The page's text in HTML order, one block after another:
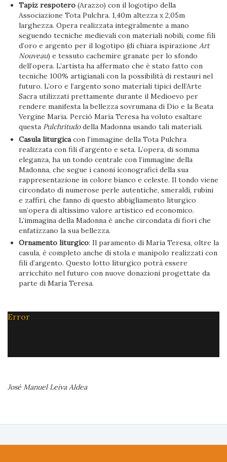
Tapiz respotero (Arazzo) con il logotipo della
Associazione Tota Pulchra. 1,40m altezza x 2,05m
larghezza. Opera realizzata integralmente a mano
seguendo tecniche medievali con materiali nobili, come fili
d’oro e argento per il logotipo (di chiara ispirazioneArt
Nouveau) e tessuto cachemire granate per lo sfondo
dell’opera. L’artista ha affermato che è stato fatto con
tecniche 100% artigianali con la possibilità di restauri nel
futuro. L’oro e l’argento sono materiali tipici dell’Arte
Sacra utilizzati prettamente durante il Medioevo per
rendere manifesta la bellezza sovrumana di Dio e la Beata
Vergine Maria. Perciò María Teresa ha voluto esaltare
questa Pulchritudodella Madonna usando tali materiali.
Casula liturgicacon l’immagine della Tota Pulchra
realizzata con fili d’argento e seta. L’opera, di somma
eleganza, ha un tondo centrale con l’immagine della
Madonna, che segue i canoni iconografici della sua
rappresentazione in colore bianco e celeste. Il tondo viene
circondato di numerose perle autentiche, smeraldi, rubini
e zaffiri, che fanno di questo abbigliamento liturgico
un’opera di altissimo valore artistico ed economico.
L’immagina della Madonna è anche circondata di fiori che
enfatizzano la sua bellezza.
Ornamento liturgico: Il paramento di Maria Teresa, oltre la
casula, è completo anche di stola e manipolo realizzati con
fili d’argento. Questo lotto liturgico potrà essere
arricchito nel futuro con nuove donazioni progettate da
parte di María Teresa.
Error
José Manuel Leiva Aldea